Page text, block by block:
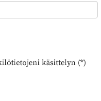
käsittelyn (*)